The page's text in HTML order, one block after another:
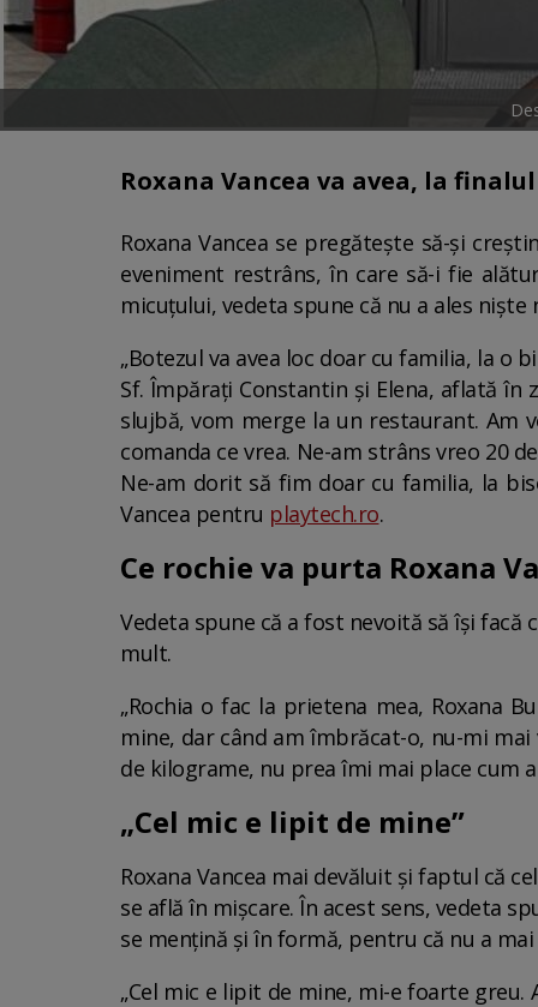
Roxana Vancea va avea, la
Roxana Vancea se pregătește să-și
eveniment restrâns, în care să-i fie
micuțului, vedeta spune că nu a ales
„Botezul va avea loc doar cu familia, la
Sf. Împărați Constantin și Elena, aflată
slujbă, vom merge la un restaurant.
comanda ce vrea. Ne-am strâns vreo 20
Ne-am dorit să fim doar cu familia, la
Vancea pentru playtech.ro.
Ce rochie va purta Roxana
Vedeta spune că a fost nevoită să își
mult.
„Rochia o fac la prietena mea, Roxana
mine, dar când am îmbrăcat-o, nu-mi
de kilograme, nu prea îmi mai place cum
„Cel mic e lipit de mine”
Roxana Vancea mai devăluit și faptul că
se află în mișcare. În acest sens, vedeta
se mențină și în formă, pentru că nu a
„Cel mic e lipit de mine, mi-e foarte greu.